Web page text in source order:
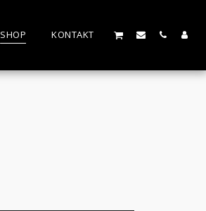
SHOP KONTAKT